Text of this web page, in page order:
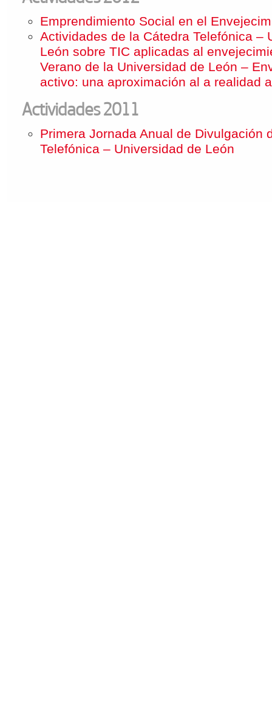
Emprendimiento Social en el
Actividades de la Cátedra Telefónica –
León sobre TIC aplicadas al
Verano de la Universidad de León –
activo: una aproximación al a realidad
Actividades 2011
Primera Jornada Anual de Divulgación
Telefónica – Universidad de León